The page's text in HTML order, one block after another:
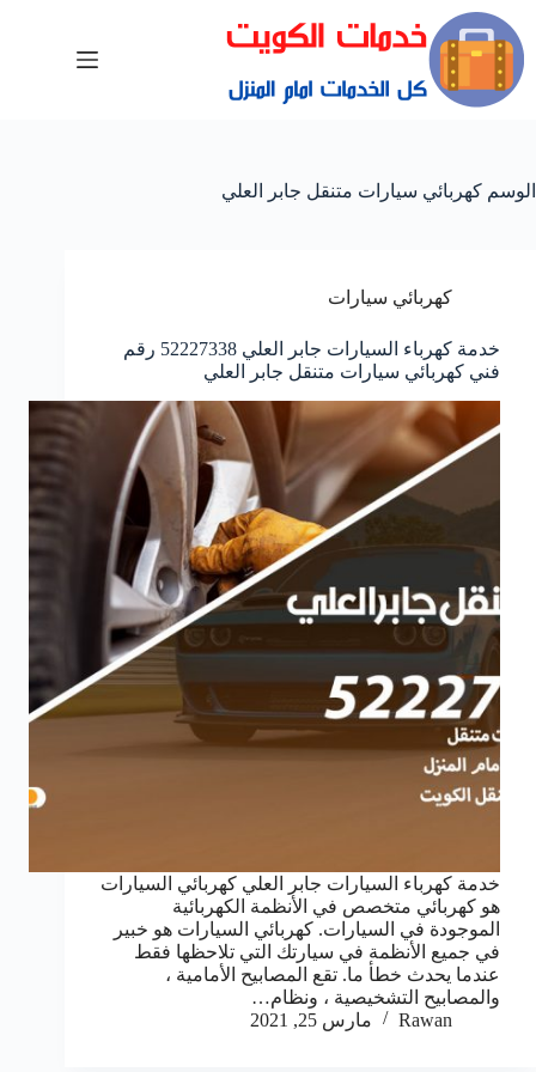
الوسم كهربائي سيارات متنقل جابر العلي
كهربائي سيارات
خدمة كهرباء السيارات جابر العلي 52227338 رقم
فني كهربائي سيارات متنقل جابر العلي
خدمة كهرباء السيارات جابر العلي كهربائي السيارات
هو كهربائي متخصص في الأنظمة الكهربائية
الموجودة في السيارات. كهربائي السيارات هو خبير
في جميع الأنظمة في سيارتك التي تلاحظها فقط
عندما يحدث خطأ ما. تقع المصابيح الأمامية ،
والمصابيح التشخيصية ، ونظام…
Rawan
مارس 25, 2021